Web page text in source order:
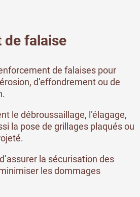
de falaise
de falaises pour
d’effondrement ou de
le débroussaillage, l’élagage,
la pose de grillages plaqués ou
la sécurisation des
les dommages